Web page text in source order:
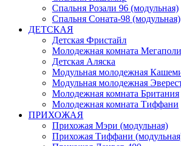
Спальня Розали 96 (модульная)
Спальня Соната-98 (модульная)
ДЕТСКАЯ
Детская Фристайл
Молодежная комната
Детская Аляска
Модульная молодежная
Модульная молодежная
Молодежная комната Британия
Молодежная комната Тиффани
ПРИХОЖАЯ
Прихожая Мэри (модульная)
Прихожая Тиффани